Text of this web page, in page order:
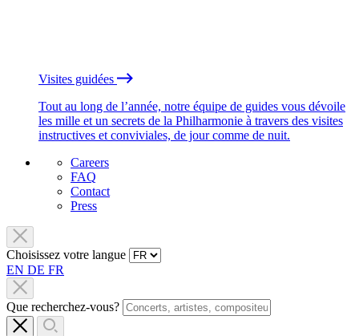
Visites guidées
Tout au long de l’année, notre équipe de guides vous dévoile
les mille et un secrets de la Philharmonie à travers des visites
instructives et conviviales, de jour comme de nuit.
Careers
FAQ
Contact
Press
Choisissez votre langue
EN DE FR
Que recherchez-vous?